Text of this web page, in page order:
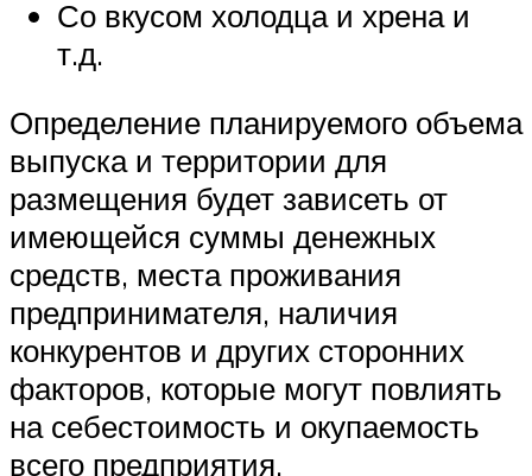
Со вкусом холодца и хрена и
т.д.
Определение планируемого объема
выпуска и территории для
размещения будет зависеть от
имеющейся суммы денежных
средств, места проживания
предпринимателя, наличия
конкурентов и других сторонних
факторов, которые могут повлиять
на себестоимость и окупаемость
всего предприятия.